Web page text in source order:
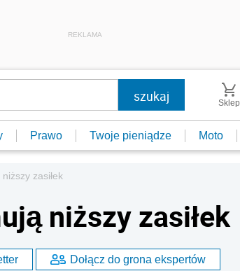
REKLAMA
Sklep
Prawo Twoje pieniądze Moto
zasiłek
niższy zasiłek
Dołącz do grona ekspertów